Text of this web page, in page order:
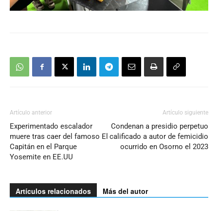
Artículo anterior
Experimentado escalador
muere tras caer del famoso El
Capitán en el Parque
Yosemite en EE.UU
Artículo siguiente
Condenan a presidio perpetuo
calificado a autor de femicidio
ocurrido en Osorno el 2023
Artículos relacionados Más del autor